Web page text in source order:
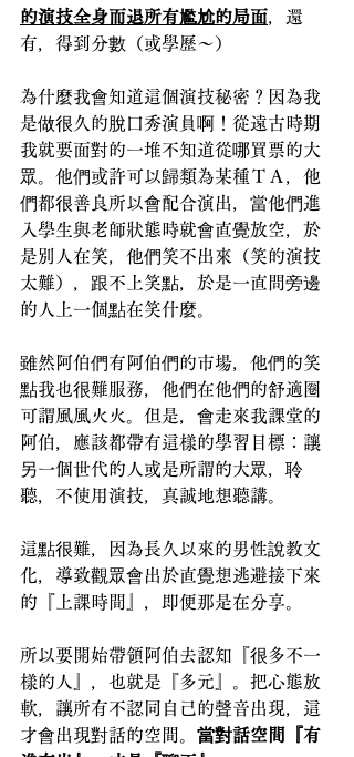
的演技全身而退所有尷尬的局面 ，還
有，得到分數（或學歷～）
為什麼我會知道這個演技秘密？因為我
是做很久的脫口秀演員啊！從遠古時期
我就要面對的一堆不知道從哪買票的大
眾。他們或許可以歸類為某種ＴＡ，他
們都很善良所以會配合演出，當他們進
入學生與老師狀態時就會直覺放空，於
是別人在笑，他們笑不出來（笑的演技
太難），跟不上笑點，於是一直問旁邊
的人上一個點在笑什麼。
雖然阿伯們有阿伯們的市場，他們的笑
點我也很難服務，他們在他們的舒適圈
可謂風風火火。但是，會走來我課堂的
阿伯，應該都帶有這樣的學習目標：讓
另一個世代的人或是所謂的大眾，聆
聽，不使用演技，真誠地想聽講。
這點很難，因為長久以來的男性說教文
化，導致觀眾會出於直覺想逃避接下來
的『上課時間』，即便那是在分享。
所以要開始帶領阿伯去認知『很多不一
樣的人』，也就是『多元』。把心態放
軟，讓所有不認同自己的聲音出現，這
才會出現對話的空間。 當對話空間『有